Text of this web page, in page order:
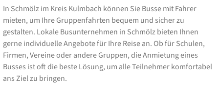
In Schmölz im Kreis Kulmbach können Sie Busse mit Fahrer
mieten, um Ihre Gruppenfahrten bequem und sicher zu
gestalten. Lokale Busunternehmen in Schmölz bieten Ihnen
gerne individuelle Angebote für Ihre Reise an. Ob für Schulen,
Firmen, Vereine oder andere Gruppen, die Anmietung eines
Busses ist oft die beste Lösung, um alle Teilnehmer komfortabel
ans Ziel zu bringen.